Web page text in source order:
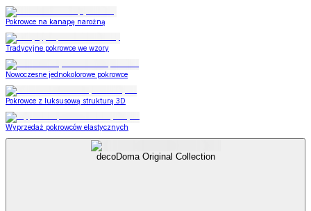
Pokrowce na kanapę narożną
Tradycyjne pokrowce we wzory
Nowoczesne jednokolorowe pokrowce
Pokrowce z luksusową strukturą 3D
Wyprzedaż pokrowców elastycznych
decoDoma Original Collection